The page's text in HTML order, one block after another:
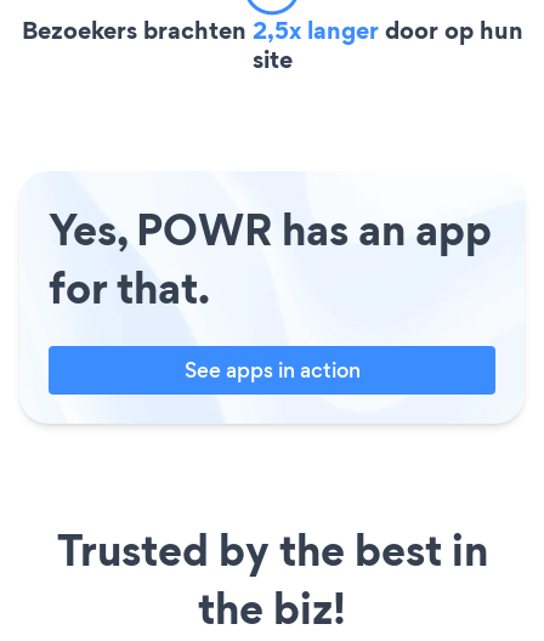
Bezoekers brachten 2,5x langerdoor op hun
site
Yes, POWR has an app
for that.
See apps in action
Trusted by the best in
the biz!